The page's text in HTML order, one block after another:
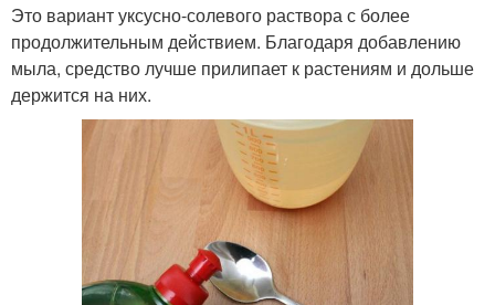
Это вариант уксусно-солевого раствора с более
продолжительным действием. Благодаря добавлению
мыла, средство лучше прилипает к растениям и дольше
держится на них.